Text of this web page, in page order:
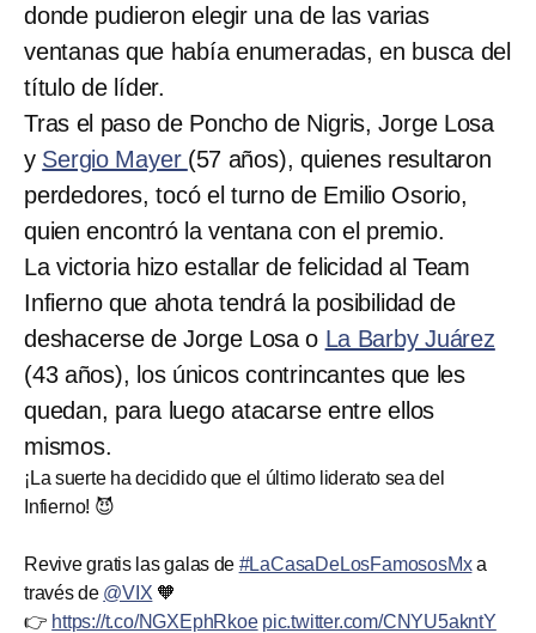
donde pudieron elegir una de las varias
ventanas que había enumeradas, en busca del
título de líder.
Tras el paso de Poncho de Nigris, Jorge Losa
y Sergio Mayer (57 años), quienes resultaron
perdedores, tocó el turno de Emilio Osorio,
quien encontró la ventana con el premio.
La victoria hizo estallar de felicidad al Team
Infierno que ahota tendrá la posibilidad de
deshacerse de Jorge Losa o La Barby Juárez
(43 años), los únicos contrincantes que les
quedan, para luego atacarse entre ellos
mismos.
¡La suerte ha decidido que el último liderato sea del
Infierno! 😈
Revive gratis las galas de #LaCasaDeLosFamososMxa
través de @VIX 🧡
👉 https://t.co/NGXEphRkoe pic.twitter.com/CNYU5akntY